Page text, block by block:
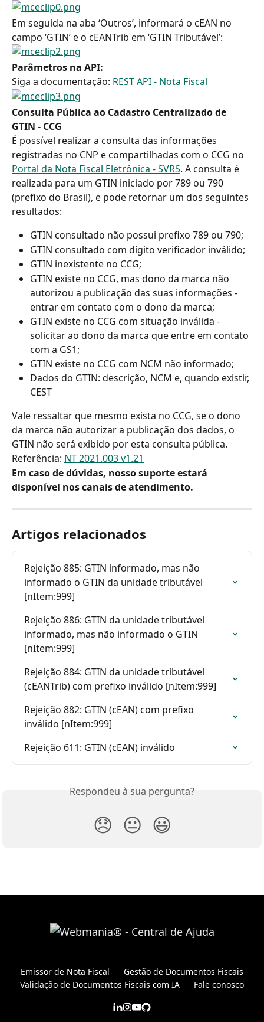
Em seguida na aba ‘Outros’, informará o cEAN no
campo ‘GTIN’ e o cEANTrib em ‘GTIN Tributável’:
Parâmetros na API:
Siga a documentação: REST API - Nota Fiscal
Consulta Pública ao Cadastro Centralizado de
GTIN - CCG
É possível realizar a consulta das informações
registradas no CNP e compartilhadas com o CCG no
Portal da Nota Fiscal Eletrônica - SVRS. A consulta é
realizada para um GTIN iniciado por 789 ou 790
(prefixo do Brasil), e pode retornar um dos seguintes
resultados:
GTIN consultado não possui prefixo 789 ou 790;
GTIN consultado com dígito verificador inválido;
GTIN inexistente no CCG;
GTIN existe no CCG, mas dono da marca não
autorizou a publicação das suas informações -
entrar em contato com o dono da marca;
GTIN existe no CCG com situação inválida -
solicitar ao dono da marca que entre em contato
com a GS1;
GTIN existe no CCG com NCM não informado;
Dados do GTIN: descrição, NCM e, quando existir,
CEST
Vale ressaltar que mesmo exista no CCG, se o dono
da marca não autorizar a publicação dos dados, o
GTIN não será exibido por esta consulta pública.
Referência: NT 2021.003 v1.21
Em caso de dúvidas, nosso suporte estará
disponível nos canais de atendimento.
Artigos relacionados
Rejeição 885: GTIN informado, mas não
informado o GTIN da unidade tributável
[nItem:999]
Rejeição 886: GTIN da unidade tributável
informado, mas não informado o GTIN
[nItem:999]
Rejeição 884: GTIN da unidade tributável
(cEANTrib) com prefixo inválido [nItem:999]
Rejeição 882: GTIN (cEAN) com prefixo
inválido [nItem:999]
Rejeição 611: GTIN (cEAN) inválido
Respondeu à sua pergunta?
😞 😐 😃
Emissor de Nota Fiscal
Gestão de Documentos Fiscais
Validação de Documentos Fiscais com IA
Fale conosco